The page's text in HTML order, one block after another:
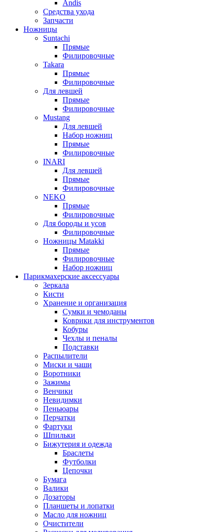
Andis
Средства ухода
Запчасти
Ножницы
Suntachi
Прямые
Филировочные
Takara
Прямые
Филировочные
Для левшей
Прямые
Филировочные
Mustang
Для левшей
Набор ножниц
Прямые
Филировочные
INARI
Для левшей
Прямые
Филировочные
NEKO
Прямые
Филировочные
Для бороды и усов
Филировочные
Ножницы Matakki
Прямые
Филировочные
Набор ножниц
Парикмахерские аксессуары
Зеркала
Кисти
Хранение и организация
Сумки и чемоданы
Коврики для инструментов
Кобуры
Чехлы и пеналы
Подставки
Распылители
Миски и чаши
Воротники
Зажимы
Венчики
Невидимки
Пеньюары
Перчатки
Фартуки
Шпильки
Бижутерия и одежда
Браслеты
Футболки
Цепочки
Бумага
Валики
Дозаторы
Планшеты и лопатки
Масло для ножниц
Очистители